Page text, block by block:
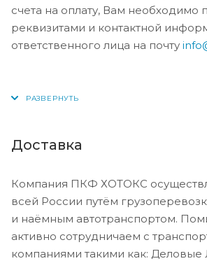
счета на оплату, Вам необходимо
реквизитами и контактной
ответственного лица на почту
Доставка
Компания ПКФ ХОТОКС
всей России путём
и наёмным автотранспортом.
активно сотрудничаем с
компаниями такими как: